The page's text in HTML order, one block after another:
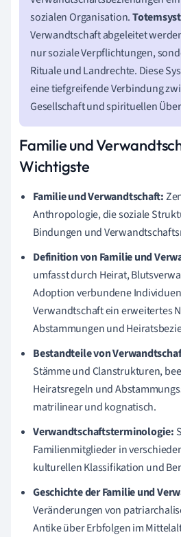
sozialen Organisation.
Verwandtschaft abgeleitet
nur soziale Verpflichtungen,
Rituale und Landrechte. Diese
eine tiefgreifende Verbindung
Gesellschaft und spirituellen
Familie und
Wichtigste
Familie und Verwandtschaft:
Anthropologie, die soziale
Bindungen und
Definition von Familie und
umfasst durch Heirat,
Adoption verbundene
Verwandtschaft ein erweitertes
Abstammungen und
Bestandteile von
Stämme und Clanstrukturen,
Heiratsregeln und
matrilinear und kognatisch.
Verwandtschaftsterminologie:
Familienmitglieder in
kulturellen Klassifikation und
Geschichte der Familie und
Veränderungen von
Antike über Erbfolgen im